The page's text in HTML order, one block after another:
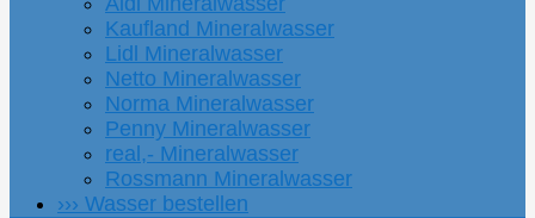
Kaufland Mineralwasser
Lidl Mineralwasser
Netto Mineralwasser
Norma Mineralwasser
Penny Mineralwasser
real,- Mineralwasser
Rossmann Mineralwasser
››› Wasser bestellen